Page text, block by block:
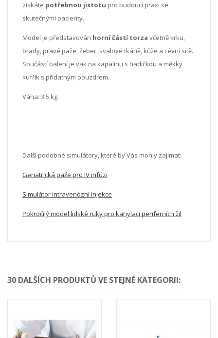
získáte potřebnou jistotu pro budoucí praxi se
skutečnými pacienty.
Model je představován horní částí torza včetně krku,
brady, pravé paže, žeber, svalové tkáně, kůže a cévní sítě.
Součástí balení je vak na kapalinu s hadičkou a měkký
kufřík s přídatným pouzdrem.
Váha: 3.5 kg
Další podobné simulátory, které by Vás mohly zajímat:
Geriatrická paže pro IV infúzi
Simulátor intravenózní injekce
Pokročilý model lidské ruky pro kanylaci periferních žil
30 DALŠÍCH PRODUKTŮ VE STEJNÉ KATEGORII: